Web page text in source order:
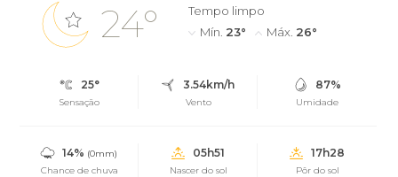
24°
Tempo limpo
Mín. 23° Máx. 26°
25°
Sensação
3.54km/h
Vento
87%
Umidade
14% (0mm)
Chance de chuva
05h51
Nascer do sol
17h28
Pôr do sol